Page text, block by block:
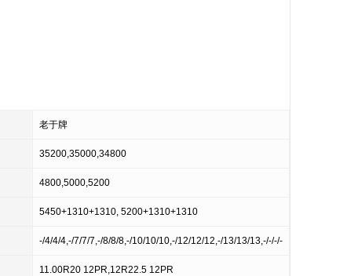
老于牌
35200,35000,34800
4800,5000,5200
5450+1310+1310, 5200+1310+1310
-/4/4/4,-/7/7/7,-/8/8/8,-/10/10/10,-/12/12/12,-/13/13/13,-/-/-/-
11.00R20 12PR,12R22.5 12PR